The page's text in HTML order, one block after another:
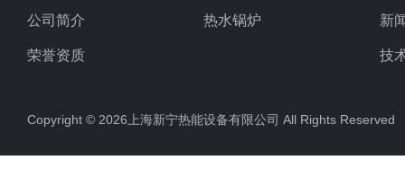
公司简介
荣誉资质
热水锅炉 新
技
Copyright © 2026上海新宁热能设备有限公司 All Rights